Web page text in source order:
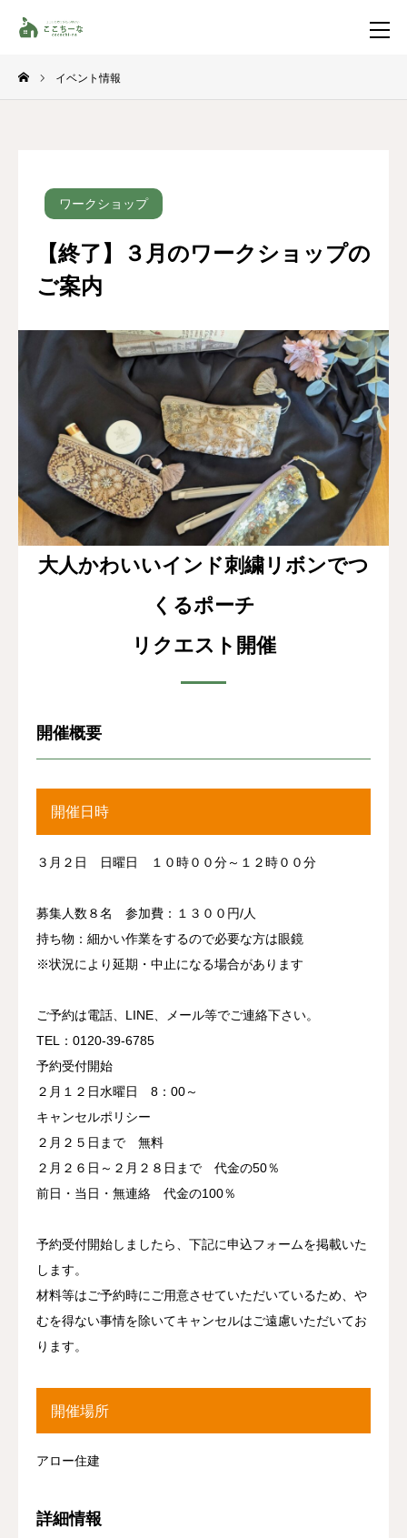
イベント情報
ワークショップ
【終了】３月のワークショップの
ご案内
大人かわいいインド刺繍リボンでつ
くるポーチ
リクエスト開催
開催概要
開催日時
３月２日 日曜日 １０時００分～１２時００分
募集人数８名 参加費：１３００円/人
持ち物：細かい作業をするので必要な方は眼鏡
※状況により延期・中止になる場合があります
ご予約は電話、LINE、メール等でご連絡下さい。
TEL：0120-39-6785
予約受付開始
２月１２日水曜日 8：00～
キャンセルポリシー
２月２５日まで 無料
２月２６日～２月２８日まで 代金の50％
前日・当日・無連絡 代金の100％
予約受付開始しましたら、下記に申込フォームを掲載いた
します。
材料等はご予約時にご用意させていただいているため、や
むを得ない事情を除いてキャンセルはご遠慮いただいてお
ります。
開催場所
アロー住建
詳細情報
LINE登録
HOME
お客様の声
よくある質問
イベント情報
会社概要